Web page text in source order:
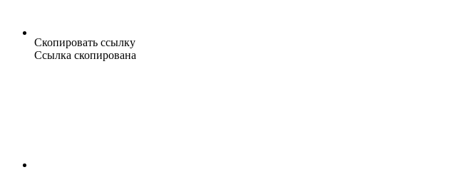
Скопировать ссылку
Ссылка скопирована